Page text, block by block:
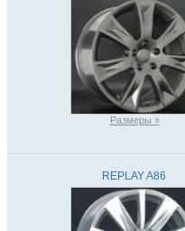
Размеры »
REPLAY A86